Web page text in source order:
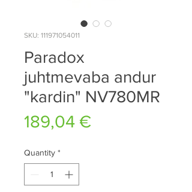
SKU: 111971054011
Paradox
juhtmevaba andur
"kardin" NV780MR
189,04 €Price
Quantity *